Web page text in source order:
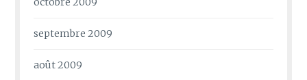
septembre 2009
août 2009